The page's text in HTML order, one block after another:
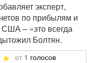
эксперт,
по прибылям и
США – «это всегда
Болтян.
1